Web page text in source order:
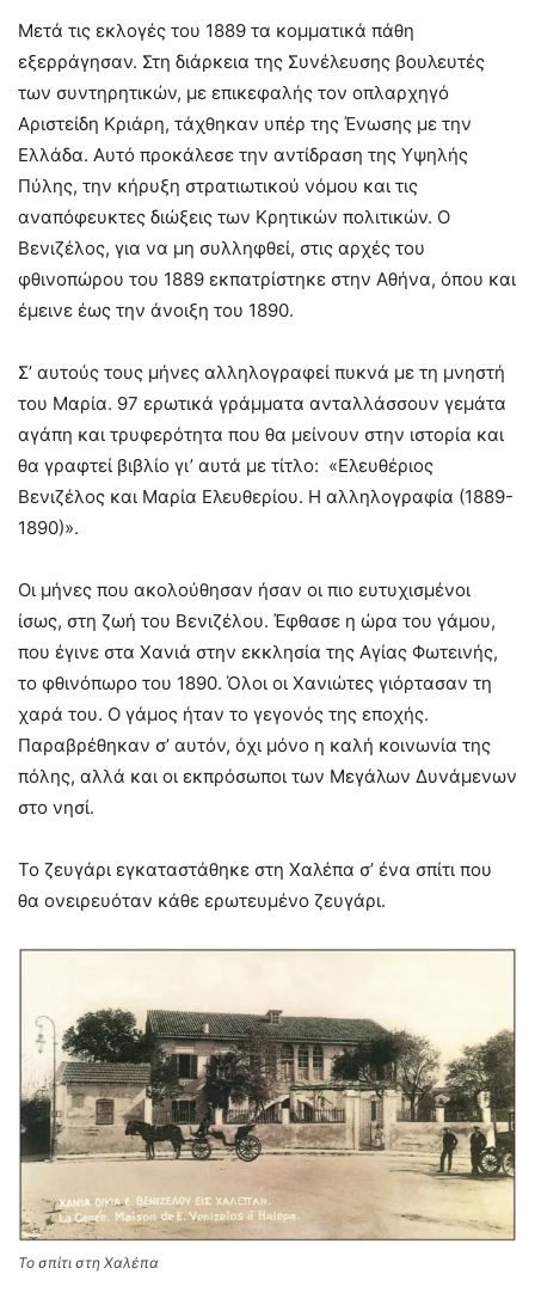
Μετά τις εκλογές του 1889 τα κομματικά πάθη
εξερράγησαν. Στη διάρκεια της Συνέλευσης βουλευτές
των συντηρητικών, με επικεφαλής τον οπλαρχηγό
Αριστείδη Κριάρη, τάχθηκαν υπέρ της Ένωσης με την
Ελλάδα. Αυτό προκάλεσε την αντίδραση της Υψηλής
Πύλης, την κήρυξη στρατιωτικού νόμου και τις
αναπόφευκτες διώξεις των Κρητικών πολιτικών. Ο
Βενιζέλος, για να μη συλληφθεί, στις αρχές του
φθινοπώρου του 1889 εκπατρίστηκε στην Αθήνα, όπου και
έμεινε έως την άνοιξη του 1890.
Σ’ αυτούς τους μήνες αλληλογραφεί πυκνά με τη μνηστή
του Μαρία. 97 ερωτικά γράμματα ανταλλάσσουν γεμάτα
αγάπη και τρυφερότητα που θα μείνουν στην ιστορία και
θα γραφτεί βιβλίο γι’ αυτά με τίτλο: «Ελευθέριος
Βενιζέλος και Μαρία Ελευθερίου. Η αλληλογραφία (1889-
1890)».
Οι μήνες που ακολούθησαν ήσαν οι πιο ευτυχισμένοι
ίσως, στη ζωή του Βενιζέλου. Έφθασε η ώρα του γάμου,
που έγινε στα Χανιά στην εκκλησία της Αγίας Φωτεινής,
το φθινόπωρο του 1890. Όλοι οι Χανιώτες γιόρτασαν τη
χαρά του. Ο γάμος ήταν το γεγονός της εποχής.
Παραβρέθηκαν σ’ αυτόν, όχι μόνο η καλή κοινωνία της
πόλης, αλλά και οι εκπρόσωποι των Μεγάλων Δυνάμενων
στο νησί.
Το ζευγάρι εγκαταστάθηκε στη Χαλέπα σ’ ένα σπίτι που
θα ονειρευόταν κάθε ερωτευμένο ζευγάρι.
Το σπίτι στη Χαλέπα